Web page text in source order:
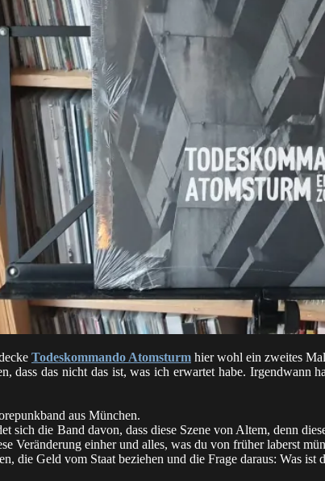
Todeskommando Atomsturm hier wohl ein zweites
dass das nicht das ist, was ich erwartet habe.
aus München.
sich die Band davon, dass diese Szene von Altem, denn
Veränderung einher und alles, was du von früher laberst
die Geld vom Staat beziehen und die Frage daraus: Was ist